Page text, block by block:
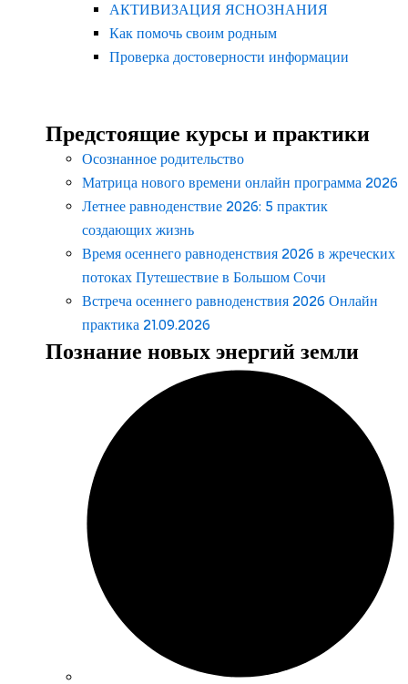
АКТИВИЗАЦИЯ ЯСНОЗНАНИЯ
Как помочь своим родным
Проверка достоверности информации
Предстоящие курсы и практики
Осознанное родительство
Матрица нового времени онлайн программа 2026
Летнее равноденствие 2026: 5 практик
создающих жизнь
Время осеннего равноденствия 2026 в жреческих
потоках Путешествие в Большом Сочи
Встреча осеннего равноденствия 2026 Онлайн
практика 21.09.2026
Познание новых энергий земли